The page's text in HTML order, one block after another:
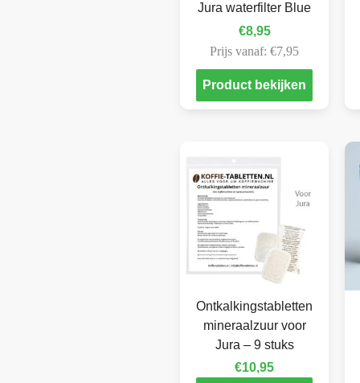
Jura waterfilter Blue
€8,95
Prijs vanaf: €7,95
Product bekijken
Ontkalkingstabletten
mineraalzuur voor
Jura – 9 stuks
€10,95